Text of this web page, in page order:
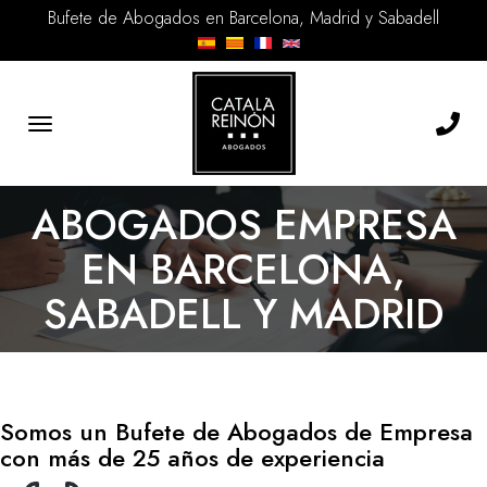
Bufete de Abogados en Barcelona, Madrid y Sabadell
Toggle
ABOGADOS EMPRESA
EN BARCELONA,
SABADELL Y MADRID
Somos un Bufete de Abogados de Empresa
con más de 25 años de experiencia